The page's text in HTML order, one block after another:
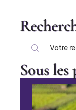
Sous